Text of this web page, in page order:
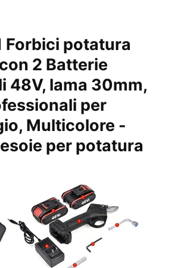
Forbici potatura
2 Batterie
48V, lama 30mm,
per
Multicolore -
per potatura